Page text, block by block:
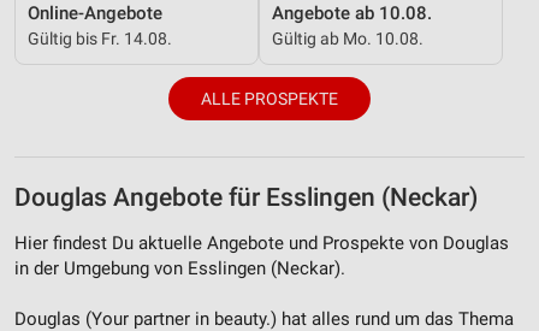
Online-Angebote
Gültig bis Fr. 14.08.
Angebote ab 10.08.
Gültig ab Mo. 10.08.
ALLE PROSPEKTE
Douglas Angebote für Esslingen (Neckar)
Hier findest Du aktuelle Angebote und Prospekte von Douglas
in der Umgebung von Esslingen (Neckar).
Douglas (Your partner in beauty.) hat alles rund um das Thema
Verwendung reduzierter Daten zur Auswahl von
Inhalten
Verwendung genauer Standortdaten
Informationen identifizieren
Notwendig
Performance